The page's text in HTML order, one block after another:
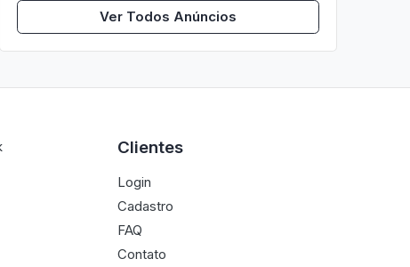
Ver Todos Anúncios
Clientes
Login
Cadastro
FAQ
Contato